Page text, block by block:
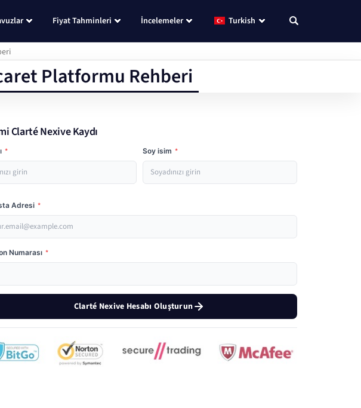
Fiyat Tahminleri İncelemeler Turkish
Platformu Rehberi
Clarté Nexive Kaydı
* Soy isim *
Adresi *
Numarası *
Clarté Nexive Hesabı Oluşturun